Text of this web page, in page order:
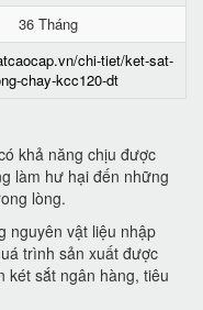
36 Tháng
chi-tiet/ket-sat-
chay-kcc120-dt
khả năng chịu được
làm hư hại đến những
lòng.
nguyên vật liệu nhập
trình sản xuất được
két sắt ngân hàng, tiêu